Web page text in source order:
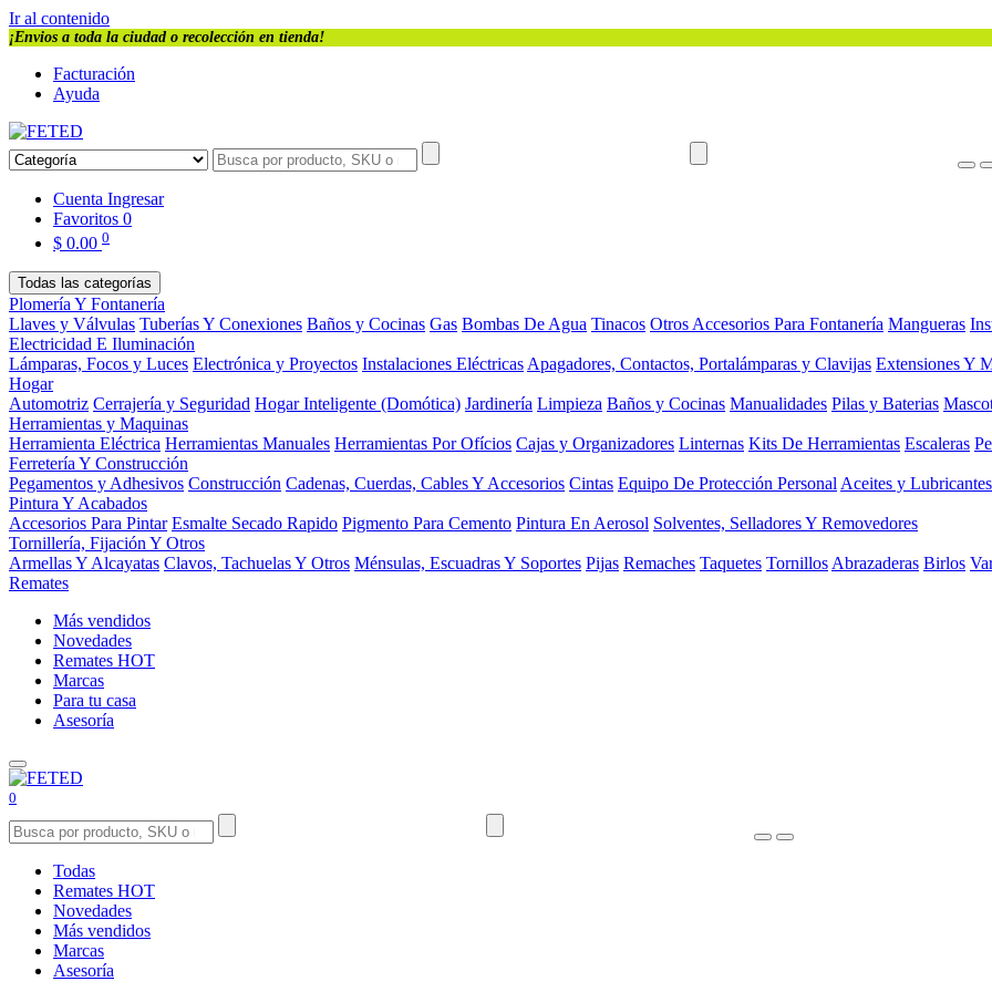
Ir al contenido
¡Envios a toda la ciudad o recolección en tienda!
Facturación
Ayuda
Cuenta Ingresar
Favoritos 0
$ 0.00 0
Todas las categorías
Plomería Y Fontanería
Llaves y Válvulas Tuberías Y Conexiones Baños y Cocinas Gas Bombas De Agua Tinacos Otros Accesorios Para Fontanería Mangueras
Electricidad E Iluminación
Lámparas, Focos y Luces Electrónica y Proyectos Instalaciones Eléctricas Apagadores, Contactos, Portalámparas y Clavijas Extensiones Y
Hogar
Automotriz Cerrajería y Seguridad Hogar Inteligente (Domótica) Jardinería Limpieza Baños y Cocinas Manualidades Pilas y Baterias
Herramientas y Maquinas
Herramienta Eléctrica Herramientas Manuales Herramientas Por Ofícios Cajas y Organizadores Linternas Kits De Herramientas Escaleras
Ferretería Y Construcción
Pegamentos y Adhesivos Construcción Cadenas, Cuerdas, Cables Y Accesorios Cintas Equipo De Protección Personal Aceites y Lubricantes
Pintura Y Acabados
Accesorios Para Pintar Esmalte Secado Rapido Pigmento Para Cemento Pintura En Aerosol Solventes, Selladores Y Removedores
Tornillería, Fijación Y Otros
Armellas Y Alcayatas Clavos, Tachuelas Y Otros Ménsulas, Escuadras Y Soportes Pijas Remaches Taquetes Tornillos Abrazaderas Birlos
Remates
Más vendidos
Novedades
Remates HOT
Marcas
Para tu casa
Asesoría
0
Todas
Remates HOT
Novedades
Más vendidos
Marcas
Asesoría